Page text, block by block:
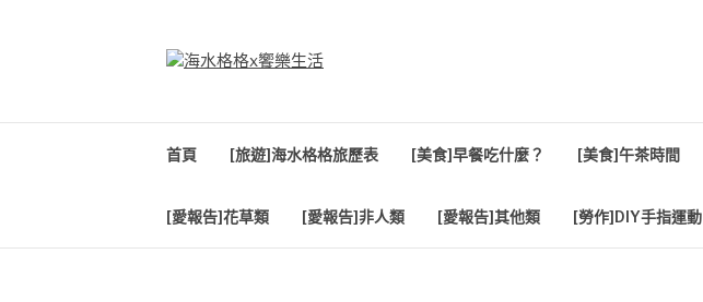
首頁 [旅遊]海水格格旅歷表 [美食]早餐吃什麼？ [美食]午茶時間
[愛報告]花草類 [愛報告]非人類 [愛報告]其他類 [勞作]DIY手指運動